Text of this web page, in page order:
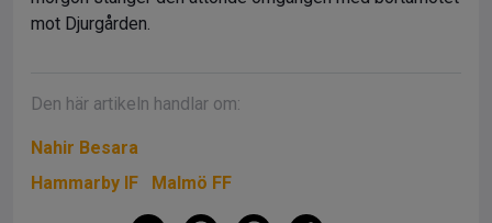
mot Djurgården.
Den här artikeln handlar om:
Nahir Besara
Hammarby IF
Malmö FF